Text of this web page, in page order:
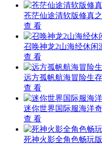
苍茫仙途清软版修真
查 看
召唤神龙2山海经休闲
查 看
远方孤帆航海冒险生
查 看
迷你世界国际服海洋
查 看
死神火影全角色畅玩